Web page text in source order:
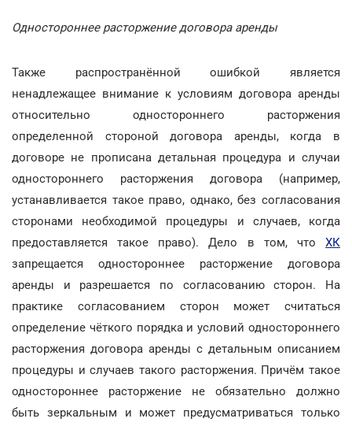
Одностороннее расторжение договора аренды
Также распространённой ошибкой является
ненадлежащее внимание к условиям договора аренды
относительно одностороннего расторжения
определенной стороной договора аренды, когда в
договоре не прописана детальная процедура и случаи
одностороннего расторжения договора (например,
устанавливается такое право, однако, без согласования
сторонами необходимой процедуры и случаев, когда
предоставляется такое право). Дело в том, что ХК
запрещается одностороннее расторжение договора
аренды и разрешается по согласованию сторон. На
практике согласованием сторон может считаться
определение чёткого порядка и условий одностороннего
расторжения договора аренды с детальным описанием
процедуры и случаев такого расторжения. Причём такое
одностороннее расторжение не обязательно должно
быть зеркальным и может предусматриваться только